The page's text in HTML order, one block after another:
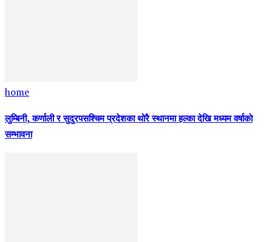
home
लुम्बिनी, कर्णाली र सुदुरपसश्चिम प्रदेशका थोरै स्थानमा हल्का देखि मध्यम वर्षाकाे
सम्भावना